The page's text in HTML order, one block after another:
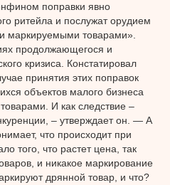
поправки явно
ритейла и послужат орудием
маркируемыми товарами».
продолжающегося и
кризиса. Констатировал
принятия этих поправок
объектов малого бизнеса
И как следствие –
– утверждает он. — А
что происходит при
того, что растет цена, так
и никакое маркирование
дрянной товар, и что?